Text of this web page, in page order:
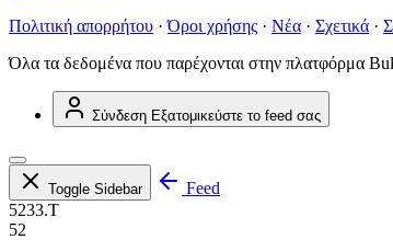
Πολιτική απορρήτου · Όροι χρήσης · Νέα · Σχετικά ·
Όλα τα δεδομένα που παρέχονται στην πλατφόρμα
Σύνδεση Εξατομικεύστε το feed σας
Toggle Sidebar
Feed
5233.T
52